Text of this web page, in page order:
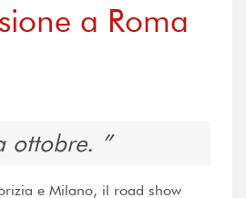
a Roma
ottobre.
e Milano, il road show